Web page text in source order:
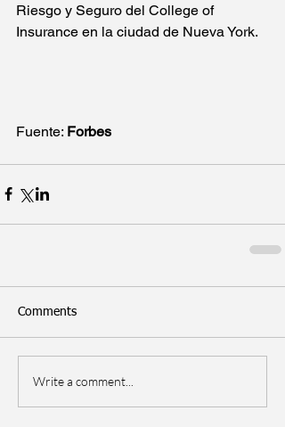
Riesgo y Seguro del College of
Insurance en la ciudad de Nueva York.
Fuente: Forbes
Comments
Write a comment...